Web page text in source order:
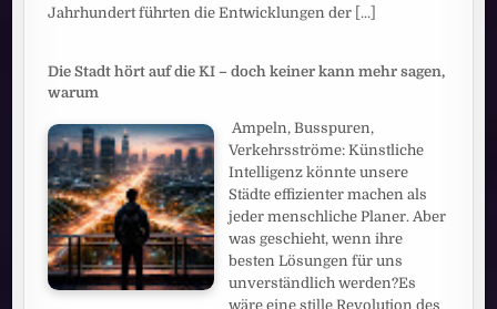
Jahrhundert führten die Entwicklungen der [...]
Die Stadt hört auf die KI – doch keiner kann mehr sagen,
warum
Ampeln, Busspuren,
Verkehrsströme: Künstliche
Intelligenz könnte unsere
Städte effizienter machen als
jeder menschliche Planer. Aber
was geschieht, wenn ihre
besten Lösungen für uns
unverständlich werden?Es
wäre eine stille Revolution des